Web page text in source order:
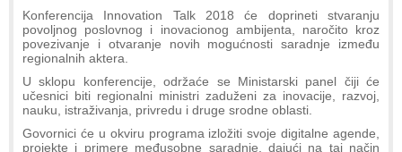
Konferencija Innovation Talk 2018 će doprineti stvaranju
povoljnog poslovnog i inovacionog ambijenta, naročito kroz
povezivanje i otvaranje novih mogućnosti saradnje između
regionalnih aktera.
U sklopu konferencije, održaće se Ministarski panel čiji će
učesnici biti regionalni ministri zaduženi za inovacije, razvoj,
nauku, istraživanja, privredu i druge srodne oblasti.
Govornici će u okviru programa izložiti svoje digitalne agende,
projekte i primere međusobne saradnje, dajući na taj način